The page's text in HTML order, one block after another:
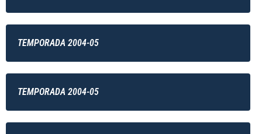
TEMPORADA 2004-05
TEMPORADA 2004-05